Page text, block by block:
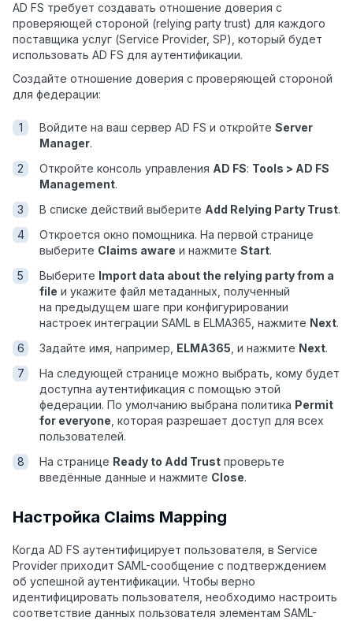
AD FS требует создавать отношение доверия с
проверяющей стороной (relying party trust) для каждого
поставщика услуг (Service Provider, SP), который будет
использовать AD FS для аутентификации.
Создайте отношение доверия с проверяющей стороной
для федерации:
Войдите на ваш сервер AD FS и откройте Server
Manager.
Откройте консоль управления AD FS: Tools > AD FS
Management.
В списке действий выберите Add Relying Party Trust.
Откроется окно помощника. На первой странице
выберите Claims aware и нажмите Start.
Выберите Import data about the relying party from a
file и укажите файл метаданных, полученный
на предыдущем шаге при конфигурировании
настроек интеграции SAML в ELMA365, нажмите Next.
Задайте имя, например, ELMA365, и нажмите Next.
На следующей странице можно выбрать, кому будет
доступна аутентификация с помощью этой
федерации. По умолчанию выбрана политика Permit
for everyone, которая разрешает доступ для всех
пользователей.
На странице Ready to Add Trust проверьте
введённые данные и нажмите Close.
Настройка Claims Mapping
Когда AD FS аутентифицирует пользователя, в Service
Provider приходит SAML-сообщение с подтверждением
об успешной аутентификации. Чтобы верно
идентифицировать пользователя, необходимо настроить
соответствие данных пользователя элементам SAML-